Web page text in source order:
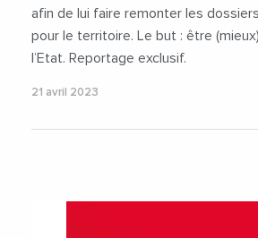
afin de lui faire remonter les
pour le territoire. Le but : être
l’Etat. Reportage exclusif.
21 avril 2023